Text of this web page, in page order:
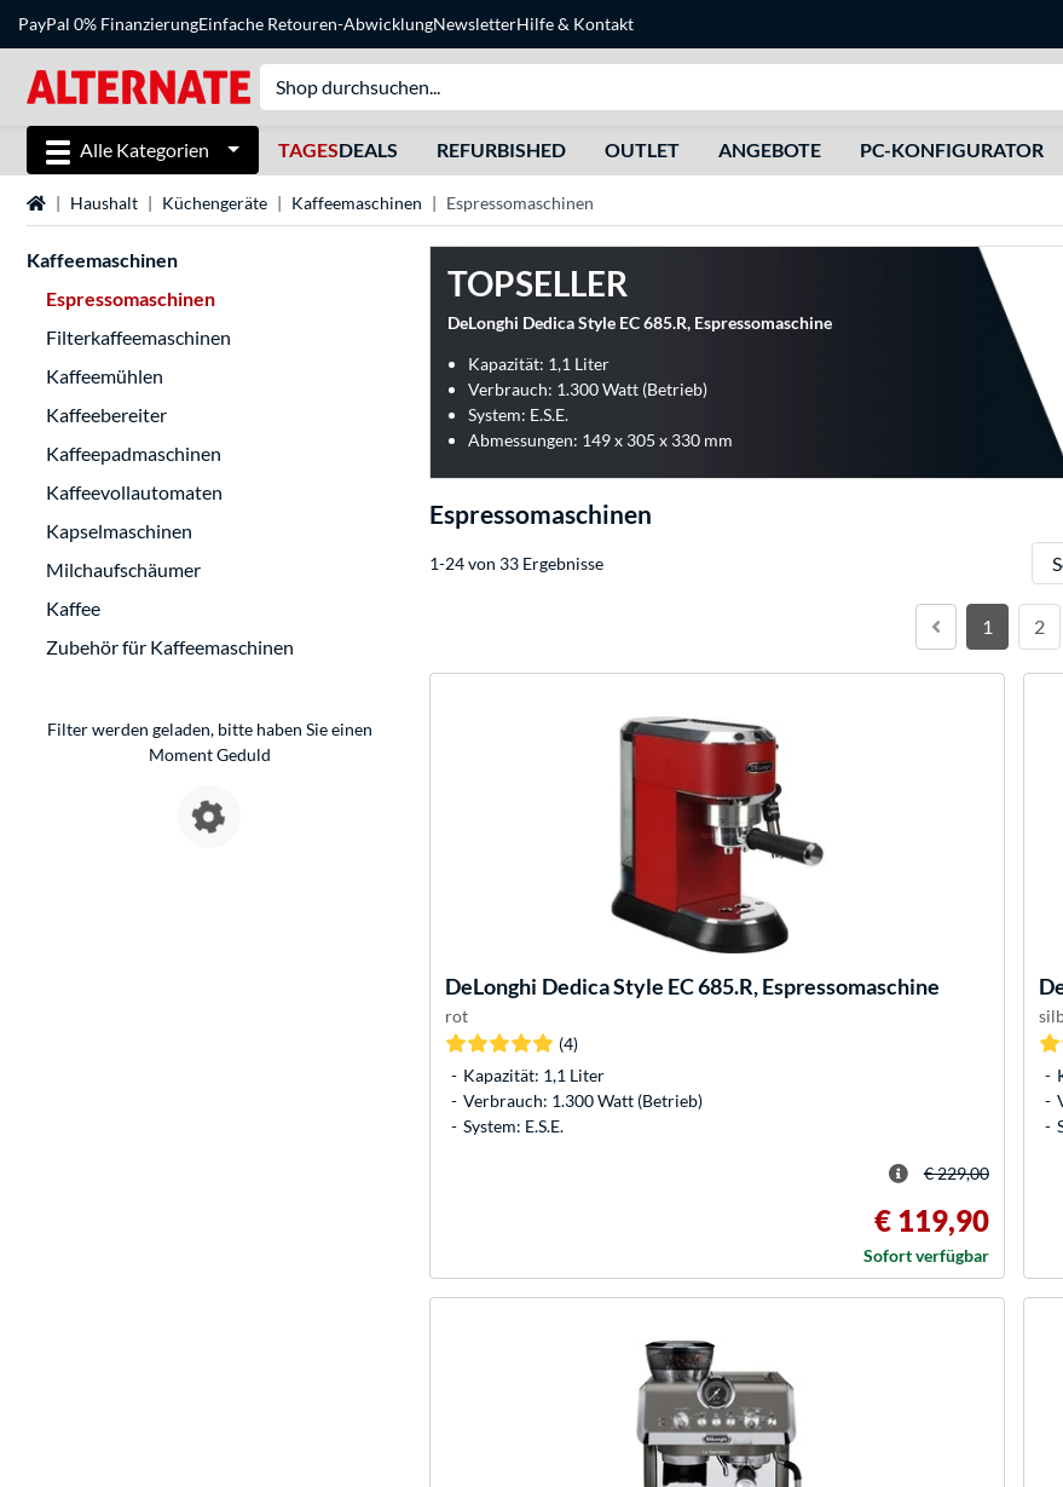
PayPal 0% FinanzierungEinfache Retouren-AbwicklungNewsletterHilfe& Kontakt
Alle Kategorien TAGESDEALS REFURBISHED OUTLET ANGEBOTE PC-KONFIGURATOR
StartseiteHaushalt Küchengeräte Kaffeemaschinen Espressomaschinen
Kaffeemaschinen
Espressomaschinen
Filterkaffeemaschinen
Kaffeemühlen
Kaffeebereiter
Kaffeepadmaschinen
Kaffeevollautomaten
Kapselmaschinen
Milchaufschäumer
Kaffee
Zubehör für Kaffeemaschinen
Filter werden geladen, bitte haben Sie einen
Moment Geduld
TOPSELLER
DeLonghi Dedica Style EC 685.R, Espressomaschine
Kapazität: 1,1 Liter
Verbrauch: 1.300 Watt (Betrieb)
System: E.S.E.
Abmessungen: 149 x 305 x 330 mm
Espressomaschinen
1-24 von 33 Ergebnisse
1 2
DeLonghi Dedica Style EC 685.R, Espressomaschine
rot
(4)
Kapazität: 1,1 Liter
Verbrauch: 1.300 Watt (Betrieb)
System: E.S.E.
€ 229,00
€ 119,90
Sofort verfügbar